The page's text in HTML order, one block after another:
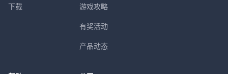
下载 游戏攻略
有奖活动
产品动态